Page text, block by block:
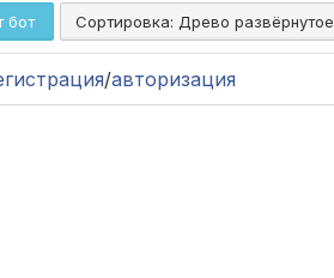
бот Сортировка: Древо развёрнутое
/авторизация